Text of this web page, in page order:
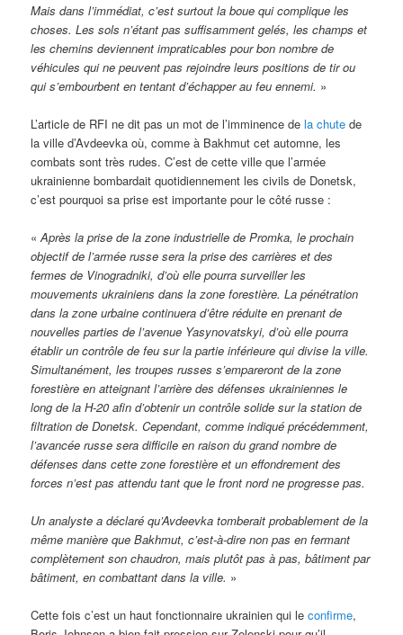
Mais dans l’immédiat, c’est surtout la boue qui complique les
choses. Les sols n’étant pas suffisamment gelés, les champs et
les chemins deviennent impraticables pour bon nombre de
véhicules qui ne peuvent pas rejoindre leurs positions de tir ou
qui s’embourbent en tentant d’échapper au feu ennemi. »
L’article de RFI ne dit pas un mot de l’imminence dela chute de
la ville d’Avdeevka où, comme à Bakhmut cet automne, les
combats sont très rudes. C’est de cette ville que l’armée
ukrainienne bombardait quotidiennement les civils de Donetsk,
c’est pourquoi sa prise est importante pour le côté russe :
«Après la prise de la zone industrielle de Promka, le prochain
objectif de l’armée russe sera la prise des carrières et des
fermes de Vinogradniki, d’où elle pourra surveiller les
mouvements ukrainiens dans la zone forestière. La pénétration
dans la zone urbaine continuera d’être réduite en prenant de
nouvelles parties de l’avenue Yasynovatskyi, d’où elle pourra
établir un contrôle de feu sur la partie inférieure qui divise la ville.
Simultanément, les troupes russes s’empareront de la zone
forestière en atteignant l’arrière des défenses ukrainiennes le
long de la H-20 afin d’obtenir un contrôle solide sur la station de
filtration de Donetsk. Cependant, comme indiqué précédemment,
l’avancée russe sera difficile en raison du grand nombre de
défenses dans cette zone forestière et un effondrement des
forces n’est pas attendu tant que le front nord ne progresse pas.
Un analyste a déclaré qu’Avdeevka tomberait probablement de la
même manière que Bakhmut, c’est-à-dire non pas en fermant
complètement son chaudron, mais plutôt pas à pas, bâtiment par
bâtiment, en combattant dans la ville. »
Cette fois c’est un haut fonctionnaire ukrainien qui leconfirme,